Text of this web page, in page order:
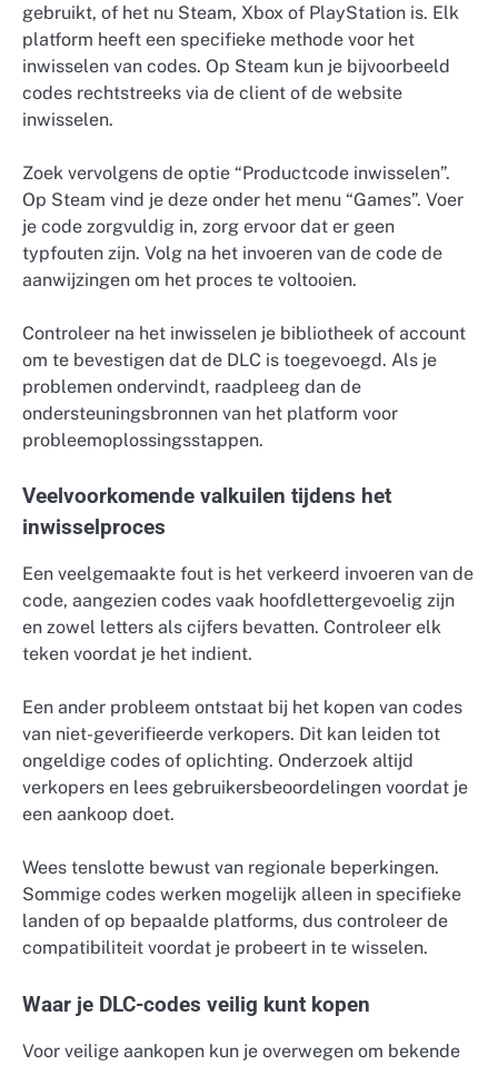
gebruikt, of het nu Steam, Xbox of PlayStation is. Elk
platform heeft een specifieke methode voor het
inwisselen van codes. Op Steam kun je bijvoorbeeld
codes rechtstreeks via de client of de website
inwisselen.
Zoek vervolgens de optie “Productcode inwisselen”.
Op Steam vind je deze onder het menu “Games”. Voer
je code zorgvuldig in, zorg ervoor dat er geen
typfouten zijn. Volg na het invoeren van de code de
aanwijzingen om het proces te voltooien.
Controleer na het inwisselen je bibliotheek of account
om te bevestigen dat de DLC is toegevoegd. Als je
problemen ondervindt, raadpleeg dan de
ondersteuningsbronnen van het platform voor
probleemoplossingsstappen.
Veelvoorkomende valkuilen tijdens het
inwisselproces
Een veelgemaakte fout is het verkeerd invoeren van de
code, aangezien codes vaak hoofdlettergevoelig zijn
en zowel letters als cijfers bevatten. Controleer elk
teken voordat je het indient.
Een ander probleem ontstaat bij het kopen van codes
van niet-geverifieerde verkopers. Dit kan leiden tot
ongeldige codes of oplichting. Onderzoek altijd
verkopers en lees gebruikersbeoordelingen voordat je
een aankoop doet.
Wees tenslotte bewust van regionale beperkingen.
Sommige codes werken mogelijk alleen in specifieke
landen of op bepaalde platforms, dus controleer de
compatibiliteit voordat je probeert in te wisselen.
Waar je DLC-codes veilig kunt kopen
Voor veilige aankopen kun je overwegen om bekende